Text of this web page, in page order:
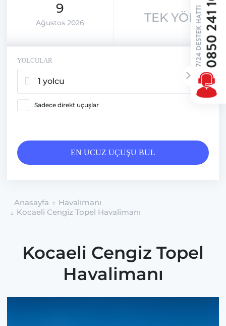
9
Ağustos 2026 TEK YÖN
YOLCULAR
1 yolcu
Sadece direkt uçuşlar
EN UCUZ UÇUŞU BUL
Anasayfa
Havalimanı
Kocaeli Cengiz Topel Havalimanı
Kocaeli Cengiz Topel
Havalimanı